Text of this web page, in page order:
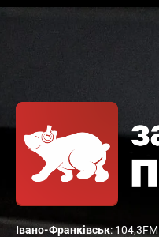
Івано-Франківськ: 104,3FM